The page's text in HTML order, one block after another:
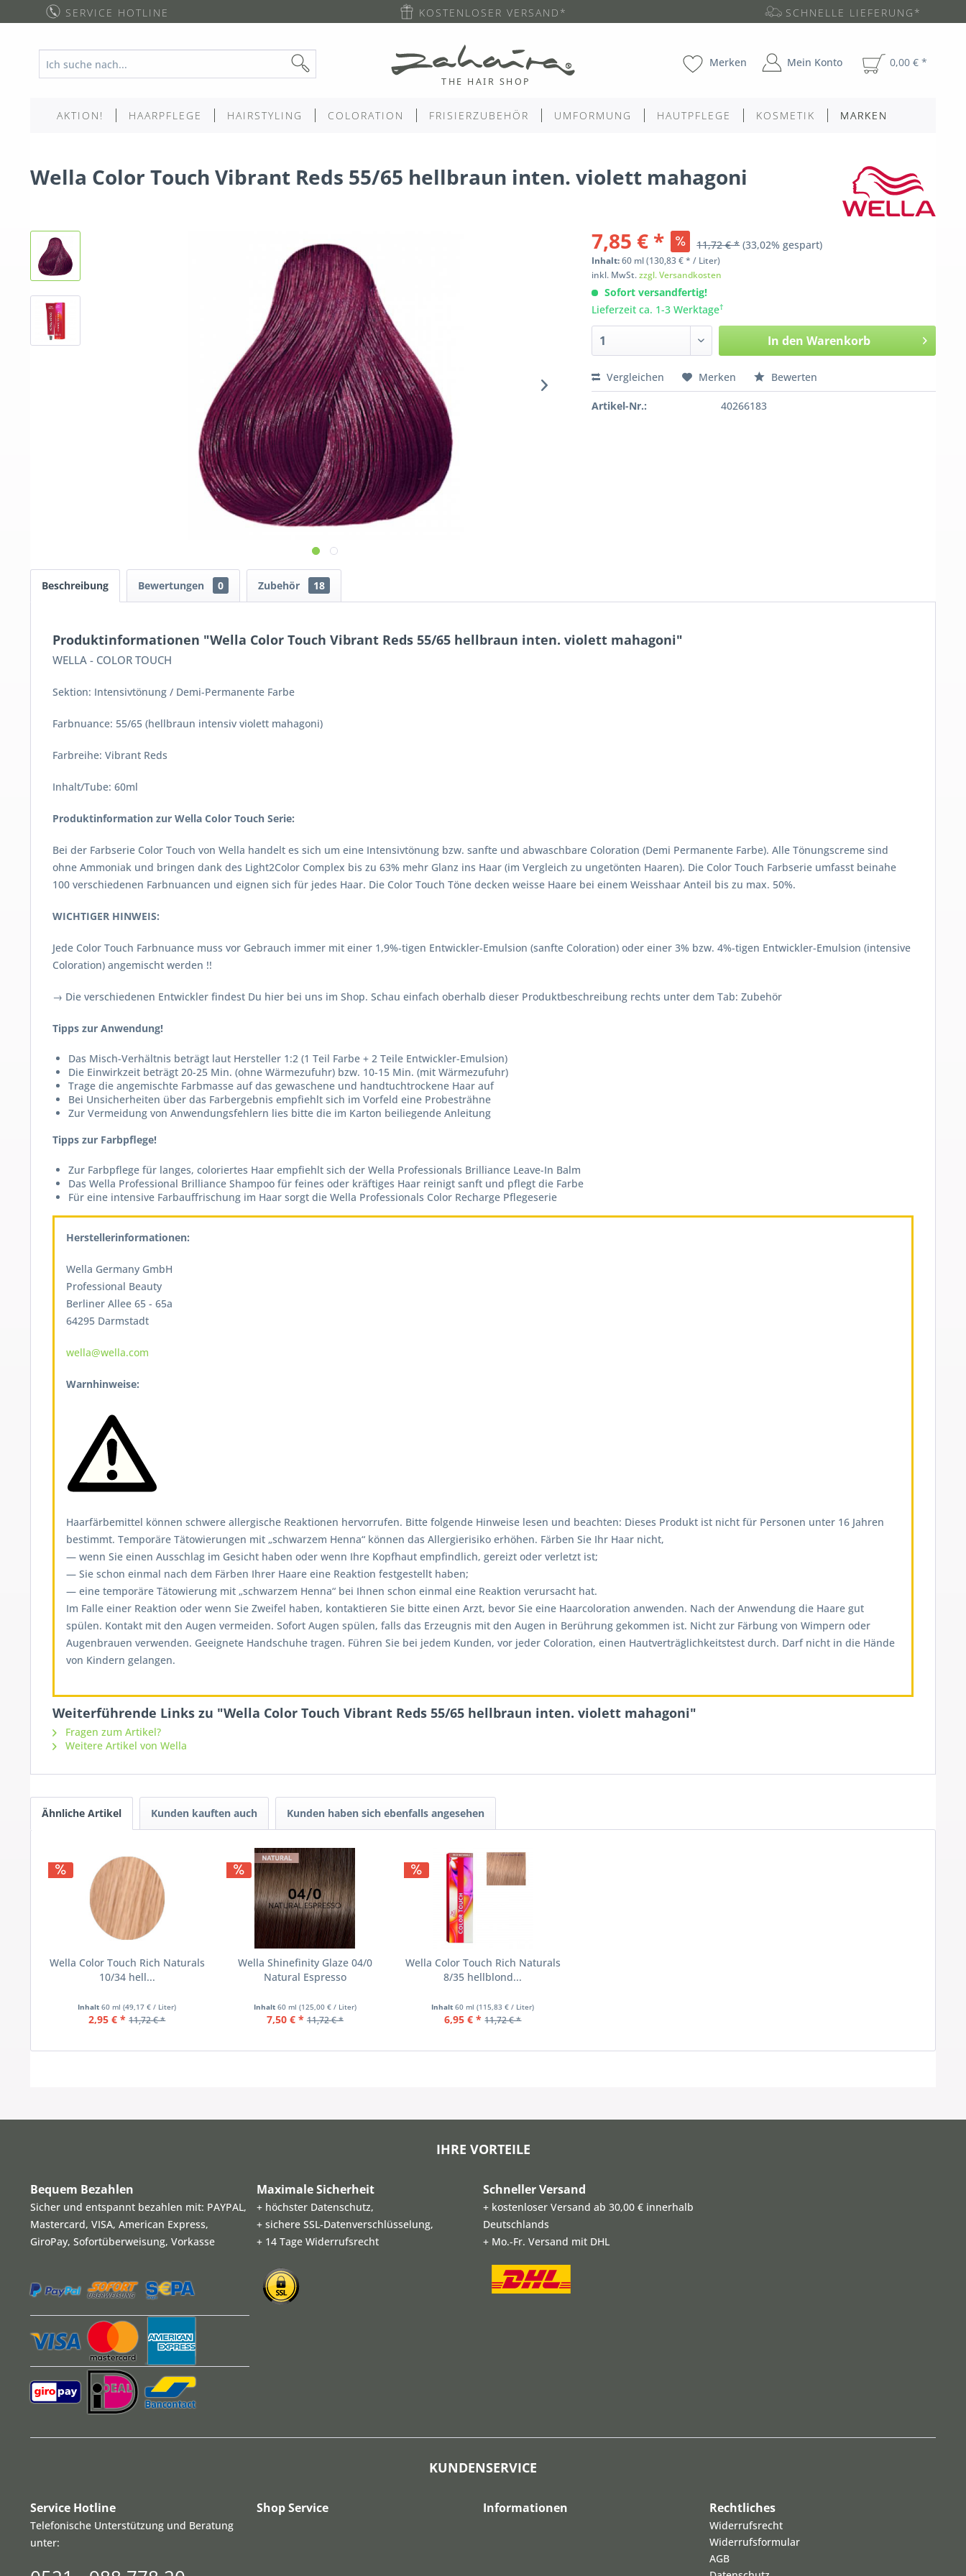
SERVICE HOTLINE KOSTENLOSER VERSAND* SCHNELLE LIEFERUNG*
Merken Mein Konto 0,00 € *
AKTION! HAARPFLEGE HAIRSTYLING COLORATION FRISIERZUBEHÖR UMFORMUNG HAUTPFLEGE KOSMETIK MARKEN
Wella Color Touch Vibrant Reds 55/65 hellbraun inten. violett mahagoni
7,85 € * 11,72 € * (33,02% gespart)
Inhalt:60 ml(130,83 € * / Liter)
inkl. MwSt.zzgl. Versandkosten
Sofort versandfertig!
Lieferzeit ca. 1-3 Werktage†
In den Warenkorb
Vergleichen Merken Bewerten
Artikel-Nr.: 40266183
Beschreibung Bewertungen 0 Zubehör 18
Produktinformationen "Wella Color Touch Vibrant Reds 55/65 hellbraun inten. violett mahagoni"
WELLA - COLOR TOUCH
Sektion: Intensivtönung / Demi-Permanente Farbe
Farbnuance: 55/65 (hellbraun intensiv violett mahagoni)
Farbreihe: Vibrant Reds
Inhalt/Tube: 60ml
Produktinformation zur Wella Color Touch Serie:
Bei der Farbserie Color Touch von Wella handelt es sich um eine Intensivtönung bzw. sanfte und abwaschbare Coloration (Demi Permanente Farbe). Alle Tönungscreme sind
ohne Ammoniak und bringen dank des Light2Color Complex bis zu 63% mehr Glanz ins Haar (im Vergleich zu ungetönten Haaren). Die Color Touch Farbserie umfasst beinahe
100 verschiedenen Farbnuancen und eignen sich für jedes Haar. Die Color Touch Töne decken weisse Haare bei einem Weisshaar Anteil bis zu max. 50%.
WICHTIGER HINWEIS:
Jede Color Touch Farbnuance muss vor Gebrauch immer mit einer 1,9%-tigen Entwickler-Emulsion (sanfte Coloration) oder einer 3% bzw. 4%-tigen Entwickler-Emulsion (intensive
Coloration) angemischt werden !!
→ Die verschiedenen Entwickler findest Du hier bei uns im Shop. Schau einfach oberhalb dieser Produktbeschreibung rechts unter dem Tab: Zubehör
Tipps zur Anwendung!
Das Misch-Verhältnis beträgt laut Hersteller 1:2 (1 Teil Farbe + 2 Teile Entwickler-Emulsion)
Die Einwirkzeit beträgt 20-25 Min. (ohne Wärmezufuhr) bzw. 10-15 Min. (mit Wärmezufuhr)
Trage die angemischte Farbmasse auf das gewaschene und handtuchtrockene Haar auf
Bei Unsicherheiten über das Farbergebnis empfiehlt sich im Vorfeld eine Probesträhne
Zur Vermeidung von Anwendungsfehlern lies bitte die im Karton beiliegende Anleitung
Tipps zur Farbpflege!
Zur Farbpflege für langes, coloriertes Haar empfiehlt sich der Wella Professionals Brilliance Leave-In Balm
Das Wella Professional Brilliance Shampoo für feines oder kräftiges Haar reinigt sanft und pflegt die Farbe
Für eine intensive Farbauffrischung im Haar sorgt die Wella Professionals Color Recharge Pflegeserie
Herstellerinformationen:
Wella Germany GmbH
Professional Beauty
Berliner Allee 65 - 65a
64295 Darmstadt
wella@wella.com
Warnhinweise:
Haarfärbemittel können schwere allergische Reaktionen hervorrufen. Bitte folgende Hinweise lesen und beachten: Dieses Produkt ist nicht für Personen unter 16 Jahren
bestimmt. Temporäre Tätowierungen mit „schwarzem Henna“ können das Allergierisiko erhöhen. Färben Sie Ihr Haar nicht,
— wenn Sie einen Ausschlag im Gesicht haben oder wenn Ihre Kopfhaut empfindlich, gereizt oder verletzt ist;
— Sie schon einmal nach dem Färben Ihrer Haare eine Reaktion festgestellt haben;
— eine temporäre Tätowierung mit „schwarzem Henna“ bei Ihnen schon einmal eine Reaktion verursacht hat.
Im Falle einer Reaktion oder wenn Sie Zweifel haben, kontaktieren Sie bitte einen Arzt, bevor Sie eine Haarcoloration anwenden. Nach der Anwendung die Haare gut
spülen. Kontakt mit den Augen vermeiden. Sofort Augen spülen, falls das Erzeugnis mit den Augen in Berührung gekommen ist. Nicht zur Färbung von Wimpern oder
Augenbrauen verwenden. Geeignete Handschuhe tragen. Führen Sie bei jedem Kunden, vor jeder Coloration, einen Hautverträglichkeitstest durch. Darf nicht in die Hände
von Kindern gelangen.
Weiterführende Links zu "Wella Color Touch Vibrant Reds 55/65 hellbraun inten. violett mahagoni"
Fragen zum Artikel?
Weitere Artikel von Wella
Ähnliche Artikel Kunden kauften auch Kunden haben sich ebenfalls angesehen
Wella Color Touch Rich Naturals
10/34 hell...
Inhalt60 ml(49,17 € / Liter)
2,95 € * 11,72 € *
Wella Shinefinity Glaze 04/0
Natural Espresso
Inhalt 60 ml (125,00 € / Liter)
7,50 € * 11,72 € *
Wella Color Touch Rich Naturals
8/35 hellblond...
Inhalt60 ml(115,83 € / Liter)
6,95 € * 11,72 € *
IHRE VORTEILE
Bequem Bezahlen
Sicher und entspannt bezahlen mit: PAYPAL,
Mastercard, VISA, American Express,
GiroPay, Sofortüberweisung, Vorkasse
Maximale Sicherheit
+ höchster Datenschutz,
+ sichere SSL-Datenverschlüsselung,
+ 14 Tage Widerrufsrecht
Schneller Versand
+ kostenloser Versand ab 30,00 € innerhalb
Deutschlands
+ Mo.-Fr. Versand mit DHL
KUNDENSERVICE
Service Hotline
Telefonische Unterstützung und Beratung
unter:
Shop Service Informationen Rechtliches
Widerrufsrecht
Widerrufsformular
AGB